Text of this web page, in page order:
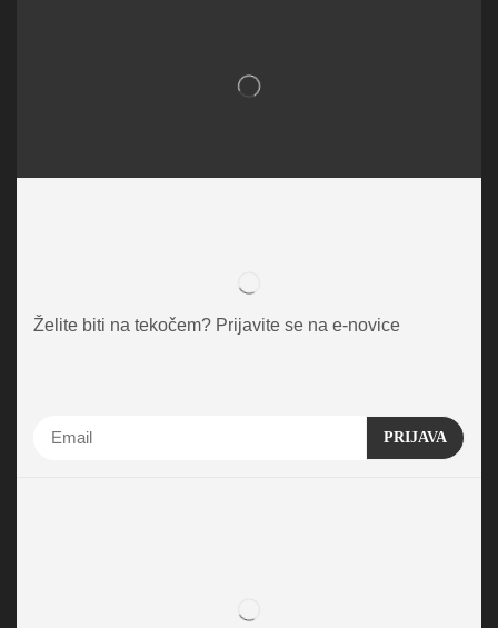
Želite biti na tekočem? Prijavite se na e-novice